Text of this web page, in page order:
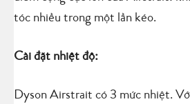
tóc nhiều trong một lần kéo.
Cài đặt nhiệt độ:
Dyson Airstrait có 3 mức nhiệt.